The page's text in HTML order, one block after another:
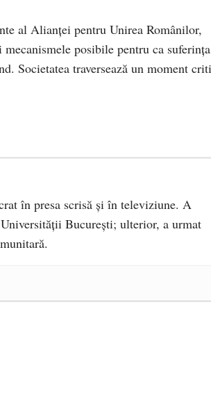
al Alianței pentru Unirea Românilor,
posibile pentru ca
Societatea traversează un moment
în presa scrisă și în televiziune. A
București; ulterior, a urmat
pentru comercializare în UE